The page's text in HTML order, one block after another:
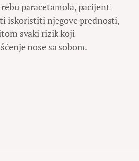
paracetamola, pacijenti
iskoristiti njegove prednosti,
svaki rizik koji
nose sa sobom.